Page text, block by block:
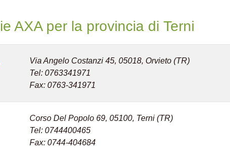
AXA per la provincia di Terni
Via Angelo Costanzi 45, 05018, Orvieto (TR)
Tel: 0763341971
Fax: 0763-341971
Corso Del Popolo 69, 05100, Terni (TR)
Tel: 0744400465
Fax: 0744-404684